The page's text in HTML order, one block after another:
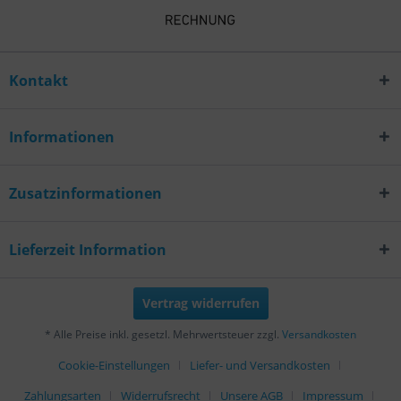
Kontakt
Informationen
Zusatzinformationen
Lieferzeit Information
Vertrag widerrufen
* Alle Preise inkl. gesetzl. Mehrwertsteuer zzgl. Versandkosten
Cookie-Einstellungen
Liefer- und Versandkosten
Zahlungsarten
Widerrufsrecht Unsere AGB Impressum